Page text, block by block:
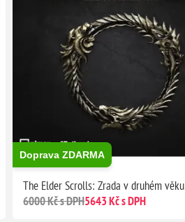
Doprava ZDARMA
The Elder Scrolls: Zrada v druhém věku
6000 Kč s DPH5643 Kč s DPH